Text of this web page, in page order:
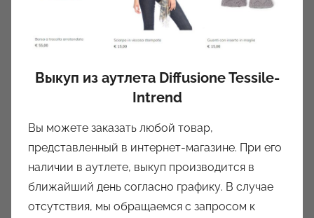
Выкуп из аутлета Diffusione Tessile-
Intrend
Вы можете заказать любой товар,
представленный в интернет-магазине. При его
наличии в аутлете, выкуп производится в
ближайший день согласно графику. В случае
отсутствия, мы обращаемся с запросом к